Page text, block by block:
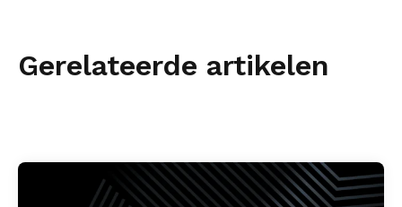
Gerelateerde artikelen